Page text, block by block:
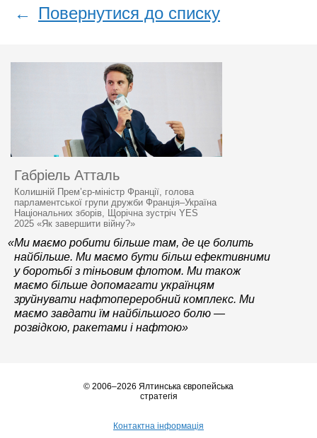
← Повернутися до списку
Габріель Атталь
Колишній Прем’єр-міністр Франції, голова
парламентської групи дружби Франція–Україна
Національних зборів, Щорічна зустріч YES
2025 «Як завершити війну?»
«Ми маємо робити більше там, де це болить
найбільше. Ми маємо бути більш ефективними
у боротьбі з тіньовим флотом. Ми також
маємо більше допомагати українцям
зруйнувати нафтопереробний комплекс. Ми
маємо завдати їм найбільшого болю —
розвідкою, ракетами і нафтою»
© 2006–2026 Ялтинська європейська
стратегія
Контактна інформація